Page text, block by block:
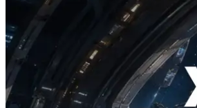
2026.07.04